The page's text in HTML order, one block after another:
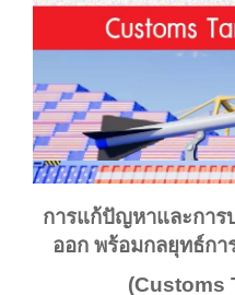
การแก้ปัญหาและการ
ออก พร้อมกลยุทธ์กา
(Customs